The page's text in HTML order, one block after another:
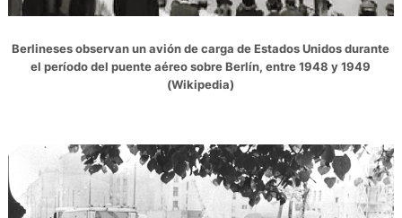
Berlineses observan un avión de carga de Estados Unidos durante
el período del puente aéreo sobre Berlín, entre 1948 y 1949
(Wikipedia)